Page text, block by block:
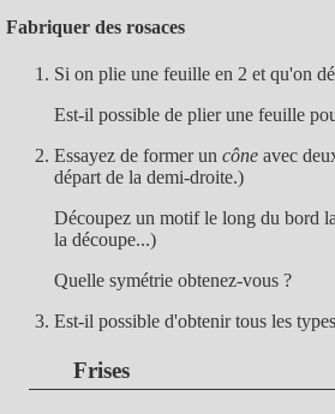
Fabriquer des rosaces
Si on plie une feuille en 2 et qu'on
Est-il possible de plier une feuille
Essayez de former un cône avec
départ de la demi-droite.)
Découpez un motif le long du bord
la découpe...)
Quelle symétrie obtenez-vous ?
Est-il possible d'obtenir tous les
Frises